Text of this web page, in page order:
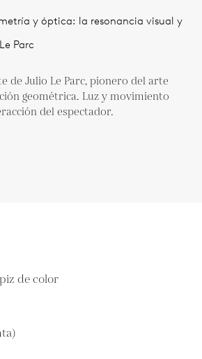
y óptica: la resonancia visual y
Parc
de Julio Le Parc, pionero del arte
geométrica. Luz y movimiento
del espectador.